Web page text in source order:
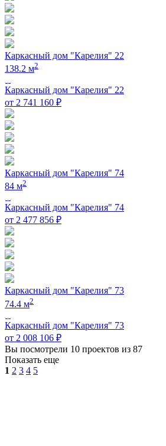
Каркасный дом "Карелия" 22
138.2 м2
Каркасный дом "Карелия" 22
от 2 741 160 ₽
Каркасный дом "Карелия" 74
84 м2
Каркасный дом "Карелия" 74
от 2 477 856 ₽
Каркасный дом "Карелия" 73
74.4 м2
Каркасный дом "Карелия" 73
от 2 008 106 ₽
Вы посмотрели 10 проектов из 87
Показать еще
1 2 3 4 5